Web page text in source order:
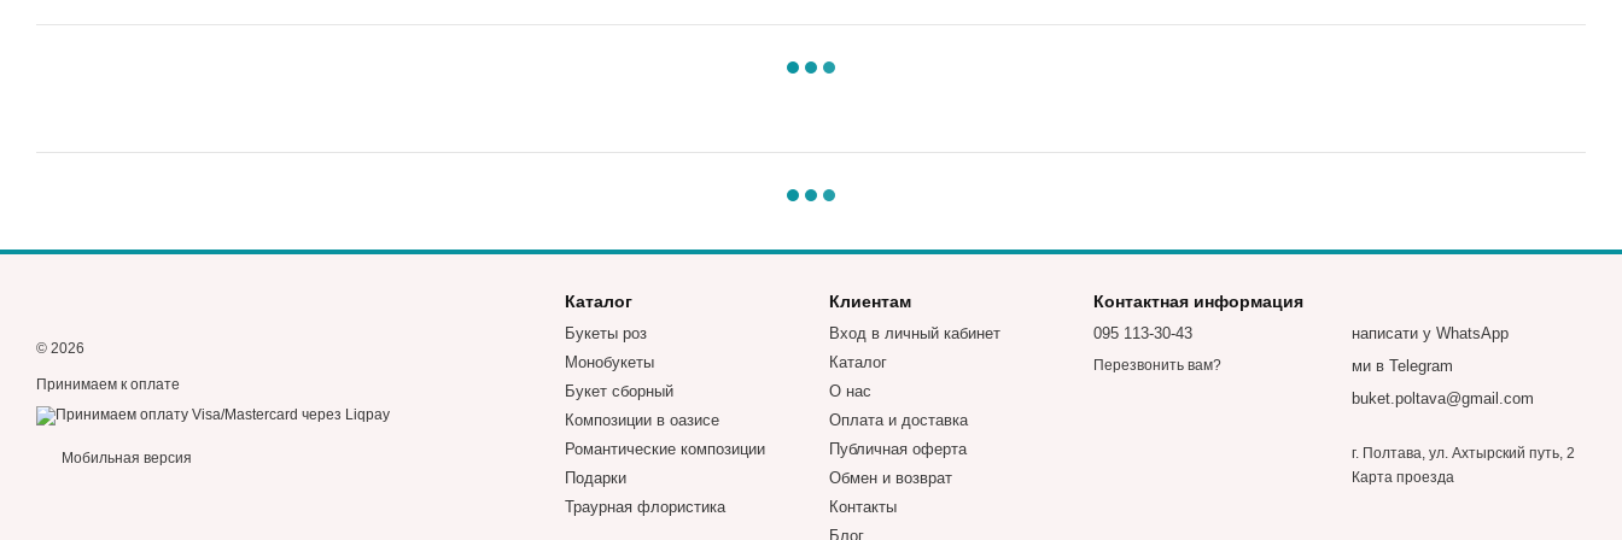
© 2026
Принимаем к оплате
Мобильная версия
Каталог
Букеты роз
Монобукеты
Букет сборный
Композиции в оазисе
Романтические композиции
Подарки
Траурная флористика
Клиентам
Вход в личный кабинет
Каталог
О нас
Оплата и доставка
Публичная оферта
Обмен и возврат
Контакты
Блог
Контактная информация
095 113-30-43
Перезвонить вам?
написати у WhatsApp
ми в Telegram
buket.poltava@gmail.com
г. Полтава, ул. Ахтырский путь, 2
Карта проезда